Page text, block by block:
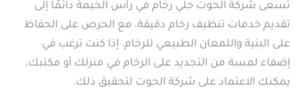
تسعى شركة الحوت جلي رخام في رأس الخيمة دائمًا إلى
تقديم خدمات تنظيف رخام دقيقة، مع الحرص على الحفاظ
على البنية واللمعان الطبيعي للرخام. إذا كنت ترغب في
إضفاء لمسة من التجديد على الرخام في منزلك أو مكتبك،
يمكنك الاعتماد على شركة الحوت لتحقيق ذلك.